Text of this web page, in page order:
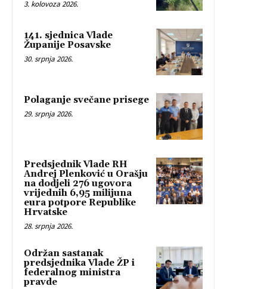
3. kolovoza 2026.
141. sjednica Vlade
Županije Posavske
30. srpnja 2026.
Polaganje svečane prisege
29. srpnja 2026.
Predsjednik Vlade RH
Andrej Plenković u Orašju
na dodjeli 276 ugovora
vrijednih 6,95 milijuna
eura potpore Republike
Hrvatske
28. srpnja 2026.
Održan sastanak
predsjednika Vlade ŽP i
federalnog ministra
pravde